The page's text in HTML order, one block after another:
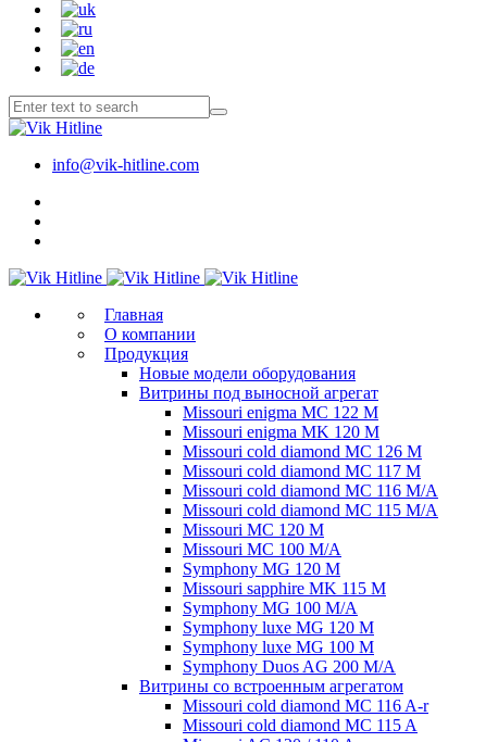
info@vik-hitline.com
Главная
О компании
Продукция
Новые модели оборудования
Витрины под выносной агрегат
Missouri enigma MC 122 M
Missouri enigma MK 120 M
Missouri cold diamond MC 126 M
Missouri cold diamond MC 117 M
Missouri cold diamond MC 116 M/A
Missouri cold diamond MC 115 M/A
Missouri MC 120 M
Missouri MC 100 M/A
Symphony MG 120 M
Missouri sapphire MK 115 M
Symphony MG 100 M/А
Symphony luxe MG 120 M
Symphony luxe MG 100 M
Symphony Duos AG 200 M/A
Витрины со встроенным агрегатом
Missouri cold diamond MC 116 A-r
Missouri cold diamond MC 115 A